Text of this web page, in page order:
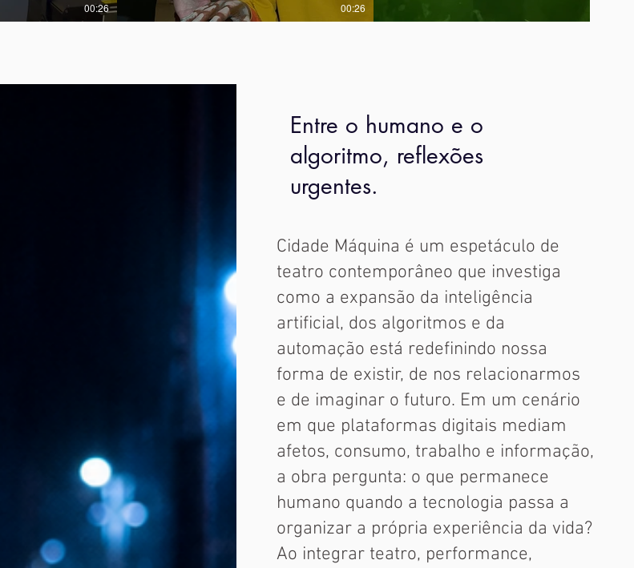
00:26 00:26
Entre o humano e o
algoritmo, reflexões
urgentes.
Cidade Máquina é um espetáculo de
teatro contemporâneo que investiga
como a expansão da inteligência
artificial, dos algoritmos e da
automação está redefinindo nossa
forma de existir, de nos relacionarmos
e de imaginar o futuro. Em um cenário
em que plataformas digitais mediam
afetos, consumo, trabalho e informação,
a obra pergunta: o que permanece
humano quando a tecnologia passa a
organizar a própria experiência da vida?
Ao integrar teatro, performance,